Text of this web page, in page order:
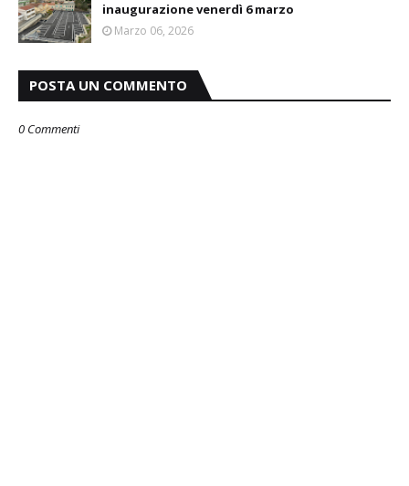
inaugurazione venerdì 6 marzo
Marzo 06, 2026
POSTA UN COMMENTO
0 Commenti